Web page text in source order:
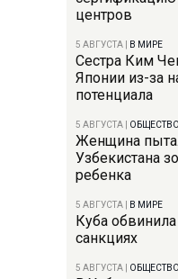
центров
5 АВГУСТА В МИРЕ
Сестра Ким
Японии из-за
потенциала
5 АВГУСТА ОБЩЕСТВО
Женщина
Узбекистана
ребенка
5 АВГУСТА В МИРЕ
Куба
санкциях
5 АВГУСТА ОБЩЕСТВО